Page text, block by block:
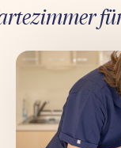
für